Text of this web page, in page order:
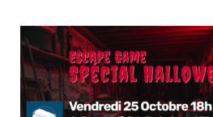
VISITES
CONTACT